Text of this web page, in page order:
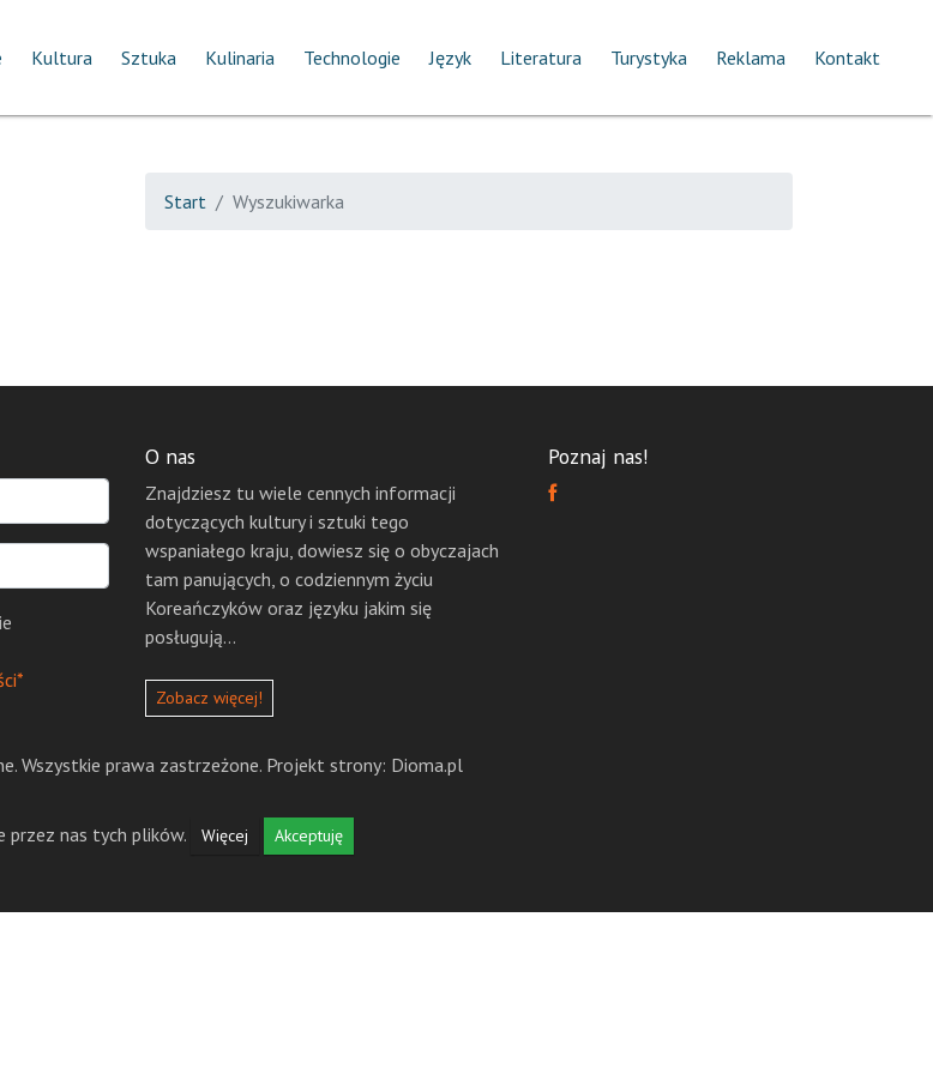
Kultura Sztuka Kulinaria Technologie Język Literatura Turystyka Reklama Kontakt
Start Wyszukiwarka
O nas
Znajdziesz tu wiele cennych informacji
dotyczących kultury i sztuki tego
wspaniałego kraju, dowiesz się o obyczajach
tam panujących, o codziennym życiu
Koreańczyków oraz języku jakim się
posługują...
Zobacz więcej!
Poznaj nas!
Wszystkie prawa zastrzeżone. Projekt strony: Dioma.pl
przez nas tych plików. Więcej Akceptuję